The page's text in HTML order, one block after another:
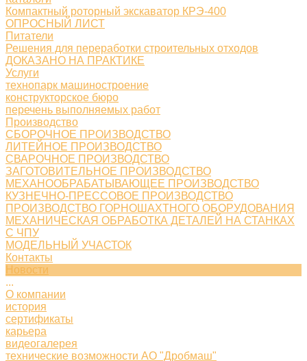
Компактный роторный экскаватор КРЭ-400
ОПРОСНЫЙ ЛИСТ
Питатели
Решения для переработки строительных отходов
ДОКАЗАНО НА ПРАКТИКЕ
Услуги
технопарк машиностроение
конструкторское бюро
перечень выполняемых работ
Производство
СБОРОЧНОЕ ПРОИЗВОДСТВО
ЛИТЕЙНОЕ ПРОИЗВОДСТВО
СВАРОЧНОЕ ПРОИЗВОДСТВО
ЗАГОТОВИТЕЛЬНОЕ ПРОИЗВОДСТВО
МЕХАНООБРАБАТЫВАЮЩЕЕ ПРОИЗВОДСТВО
КУЗНЕЧНО-ПРЕССОВОЕ ПРОИЗВОДСТВО
ПРОИЗВОДСТВО ГОРНОШАХТНОГО ОБОРУДОВАНИЯ
МЕХАНИЧЕСКАЯ ОБРАБОТКА ДЕТАЛЕЙ НА СТАНКАХ
С ЧПУ
МОДЕЛЬНЫЙ УЧАСТОК
Контакты
Новости
...
О компании
история
сертификаты
карьера
видеогалерея
технические возможности АО "Дробмаш"